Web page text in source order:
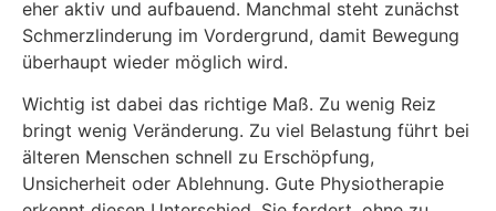
eher aktiv und aufbauend. Manchmal steht zunächst
Schmerzlinderung im Vordergrund, damit Bewegung
überhaupt wieder möglich wird.
Wichtig ist dabei das richtige Maß. Zu wenig Reiz
bringt wenig Veränderung. Zu viel Belastung führt bei
älteren Menschen schnell zu Erschöpfung,
Unsicherheit oder Ablehnung. Gute Physiotherapie